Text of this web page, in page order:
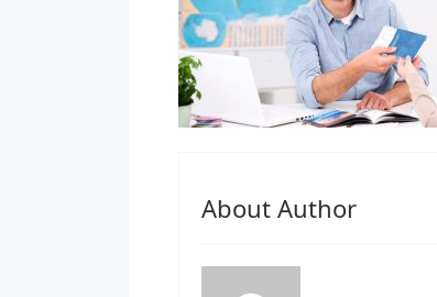
About Author